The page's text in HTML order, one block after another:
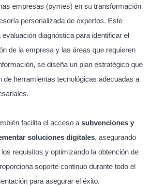
empresas (pymes) en su transformación
personalizada de expertos. Este
diagnóstica para identificar el
de la empresa y las áreas que requieren
se diseña un plan estratégico que
de herramientas tecnológicas adecuadas a
facilita el acceso a subvenciones y
soluciones digitales, asegurando
requisitos y optimizando la obtención de
soporte continuo durante todo el
para asegurar el éxito.